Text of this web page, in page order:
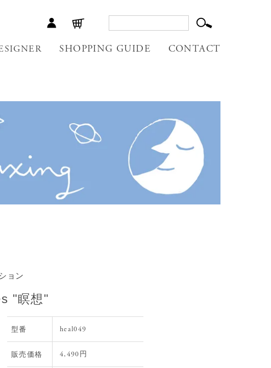
SHOPPING GUIDE CONTACT
ョン
"瞑想"
型番 heal049
販売価格 4,490円